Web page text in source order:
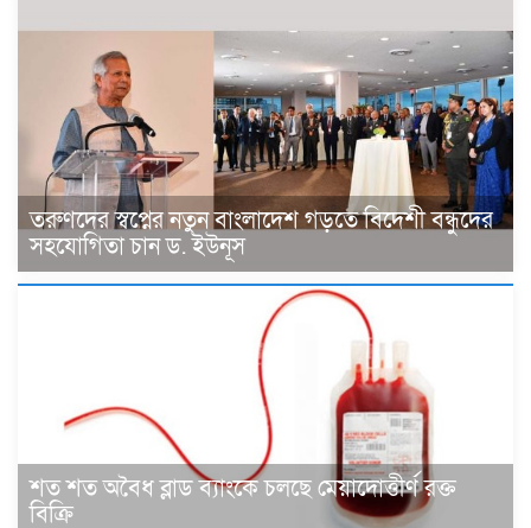
তরুণদের স্বপ্নের নতুন বাংলাদেশ গড়তে বিদেশী বন্ধুদের
সহযোগিতা চান ড. ইউনূস
শত শত অবৈধ ব্লাড ব্যাংকে চলছে মেয়াদোত্তীর্ণ রক্ত
বিক্রি